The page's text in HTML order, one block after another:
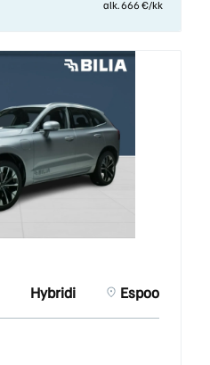
alk. 666 €/kk
Hybridi Espoo